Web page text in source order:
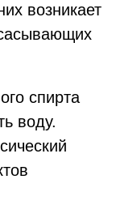
возникает
спирта
воду.